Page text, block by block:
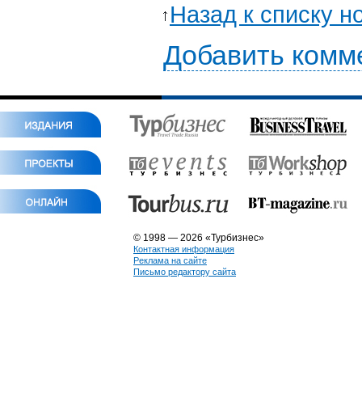
Назад к списку
Добавить
© 1998 — 2026 «Турбизнес»
Контактная информация
Реклама на сайте
Письмо редактору сайта